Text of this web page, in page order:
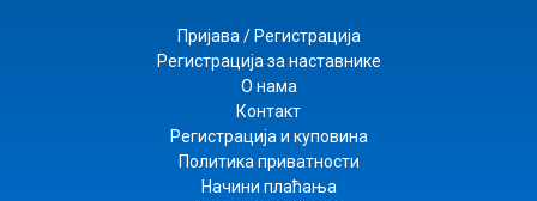
Пријава / Регистрација
Регистрација за наставнике
О нама
Контакт
Регистрација и куповина
Политика приватности
Начини плаћања